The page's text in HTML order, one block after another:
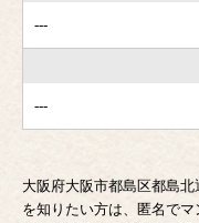
---
---
大阪府大阪市都島区都島
を知りたい方は、匿名で